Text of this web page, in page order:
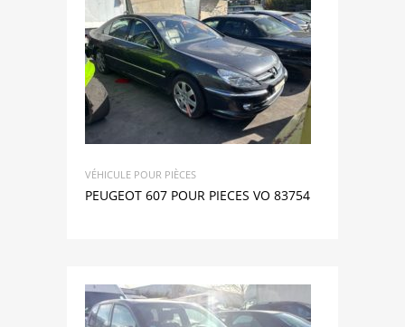
VÉHICULE POUR PIÈCES
PEUGEOT 607 POUR PIECES VO 83754